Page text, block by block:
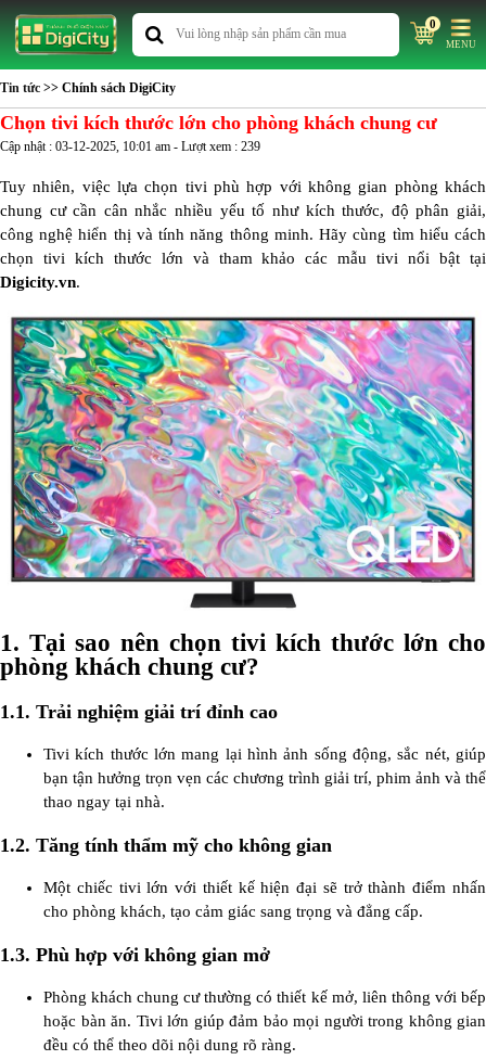
0
MENU
Tin tức >> Chính sách DigiCity
Chọn tivi kích thước lớn cho phòng khách chung cư
Cập nhật : 03-12-2025, 10:01 am - Lượt xem : 239
Tuy nhiên, việc lựa chọn tivi phù hợp với không gian phòng khách
chung cư cần cân nhắc nhiều yếu tố như kích thước, độ phân giải,
công nghệ hiển thị và tính năng thông minh. Hãy cùng tìm hiểu cách
chọn tivi kích thước lớn và tham khảo các mẫu tivi nổi bật tại
Digicity.vn.
1. Tại sao nên chọn tivi kích thước lớn cho
phòng khách chung cư?
1.1. Trải nghiệm giải trí đỉnh cao
Tivi kích thước lớn mang lại hình ảnh sống động, sắc nét, giúp
bạn tận hưởng trọn vẹn các chương trình giải trí, phim ảnh và thể
thao ngay tại nhà.
1.2. Tăng tính thẩm mỹ cho không gian
Một chiếc tivi lớn với thiết kế hiện đại sẽ trở thành điểm nhấn
cho phòng khách, tạo cảm giác sang trọng và đẳng cấp.
1.3. Phù hợp với không gian mở
Phòng khách chung cư thường có thiết kế mở, liên thông với bếp
hoặc bàn ăn. Tivi lớn giúp đảm bảo mọi người trong không gian
đều có thể theo dõi nội dung rõ ràng.